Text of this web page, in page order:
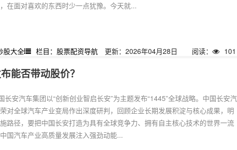
在面对喜欢的东西时少一点犹豫。今天就...
股大全 栏目：股票配资导航 更新：2026年04月28日 阅读： 101
能否带动股价？
长安汽车集团以“创新创业智启长安”为主题发布“1445”全球战略。中国长安汽
对全球汽车产业变局作出深度研判，回顾企业长期发展积淀与核心成果，明
路径，要把中国长安打造为具有全球竞争力、拥有自主核心技术的世界一流
国汽车产业高质量发展注入强劲动能...